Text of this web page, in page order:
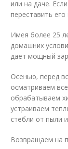
или на даче.
переставить
Имея более 25
домашних
дает мощный
Осенью, перед
осматриваем
обрабатываем
устраиваем
стебли от пыли и
Возвращаем на